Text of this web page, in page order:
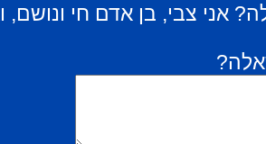
אני צבי, בן אדם חי ונושם,